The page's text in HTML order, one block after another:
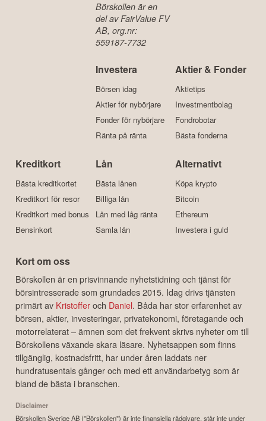
Börskollen är en
del av FairValue FV
AB, org.nr:
559187-7732
Investera
Börsen idag
Aktier för nybörjare
Fonder för nybörjare
Ränta på ränta
Aktier & Fonder
Aktietips
Investmentbolag
Fondrobotar
Bästa fonderna
Kreditkort
Bästa kreditkortet
Kreditkort för resor
Kreditkort med bonus
Bensinkort
Lån
Bästa lånen
Billiga lån
Lån med låg ränta
Samla lån
Alternativt
Köpa krypto
Bitcoin
Ethereum
Investera i guld
Kort om oss
Börskollen är en prisvinnande nyhetstidning och tjänst för
börsintresserade som grundades 2015. Idag drivs tjänsten
primärt av Kristofferoch Daniel. Båda har stor erfarenhet av
börsen, aktier, investeringar, privatekonomi, företagande och
motorrelaterat – ämnen som det frekvent skrivs nyheter om till
Börskollens växande skara läsare. Nyhetsappen som finns
tillgänglig, kostnadsfritt, har under åren laddats ner
hundratusentals gånger och med ett användarbetyg som är
bland de bästa i branschen.
Disclaimer
Börskollen Sverige AB ("Börskollen") är inte finansiella rådgivare, står inte under